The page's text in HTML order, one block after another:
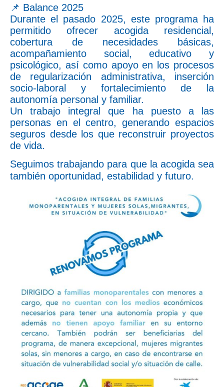
📌 Balance 2025
Durante el pasado 2025, este programa ha
permitido ofrecer acogida residencial,
cobertura de necesidades básicas,
acompañamiento social, educativo y
psicológico, así como apoyo en los procesos
de regularización administrativa, inserción
socio-laboral y fortalecimiento de la
autonomía personal y familiar.
Un trabajo integral que ha puesto a las
personas en el centro, generando espacios
seguros desde los que reconstruir proyectos
de vida.
Seguimos trabajando para que la acogida sea
también oportunidad, estabilidad y futuro.